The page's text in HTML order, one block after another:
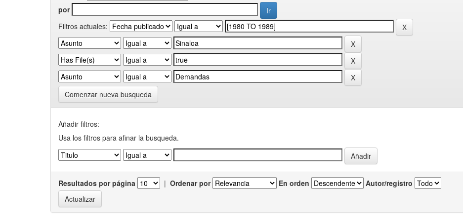
por
Filtros actuales:
Comenzar nueva busqueda
Añadir filtros:
Usa los filtros para afinar la busqueda.
Resultados por página | Ordenar por En orden Autor/registro